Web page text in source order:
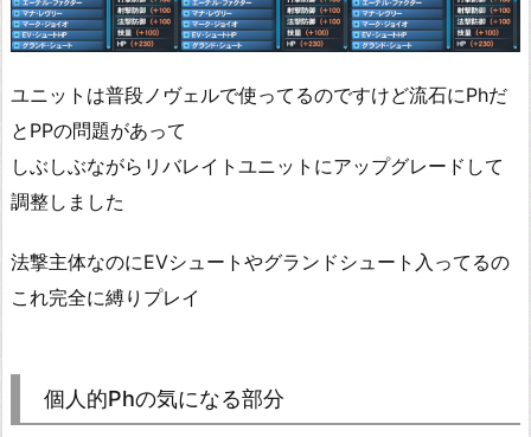
ユニットは普段ノヴェルで使ってるのですけど流石にPhだ
とPPの問題があって
しぶしぶながらリバレイトユニットにアップグレードして
調整しました
法撃主体なのにEVシュートやグランドシュート入ってるの
これ完全に縛りプレイ
個人的Phの気になる部分